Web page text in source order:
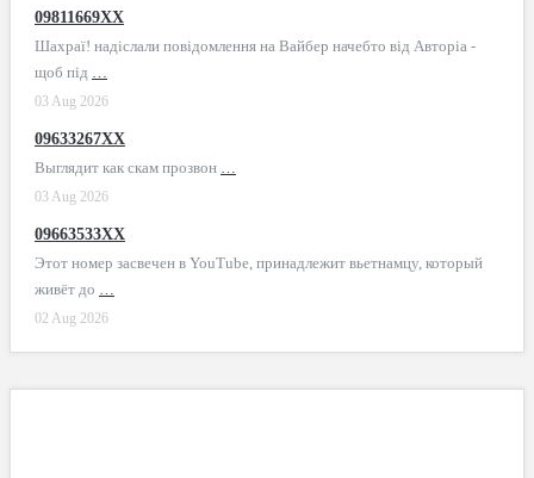
09811669XX
Шахраї! надіслали повідомлення на Вайбер начебто від Авторіа -
щоб під …
03 Aug 2026
09633267XX
Выглядит как скам прозвон …
03 Aug 2026
09663533XX
Этот номер засвечен в YouTube, принадлежит вьетнамцу, который
живёт до …
02 Aug 2026